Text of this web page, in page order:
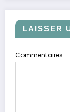
LAISSER
Commentaires